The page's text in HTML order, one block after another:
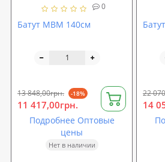
0
Батут MBM 140см
13 848,00грн. -18%
11 417,00грн.
Подробнее Оптовые
цены
Нет в наличии
22
14